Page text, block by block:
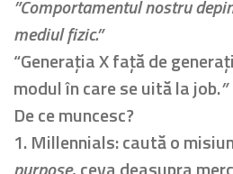
”Comportamentul nostru
mediul fizic.”
“Generația X față de
modul în care se uită la job.”
De ce muncesc?
1. Millennials: caută o